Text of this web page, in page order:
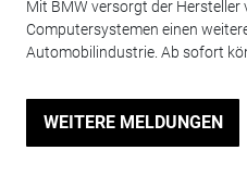
Mit BMW versorgt der Hersteller
Computersystemen einen
Automobilindustrie. Ab sofort
WEITERE MELDUNGEN